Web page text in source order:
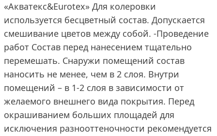
«Акватекс&Eurotex» Для колеровки
используется бесцветный состав. Допускается
смешивание цветов между собой. -Проведение
работ Состав перед нанесением тщательно
перемешать. Снаружи помещений состав
наносить не менее, чем в 2 слоя. Внутри
помещений – в 1-2 слоя в зависимости от
желаемого внешнего вида покрытия. Перед
окрашиванием больших площадей для
исключения разнооттеночности рекомендуется